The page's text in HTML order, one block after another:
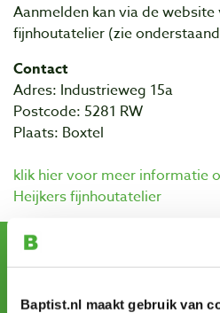
Baptist.nl maakt gebruik van
Aanmelden kan via de website
fijnhoutatelier (zie
Contact
Adres: Industrieweg 15a
Postcode: 5281 RW
Plaats: Boxtel
klik hier voor meer informatie
Heijkers fijnhoutatelier
Schrijf u in voor de
en ontvang aanbiedingen, nieuwe